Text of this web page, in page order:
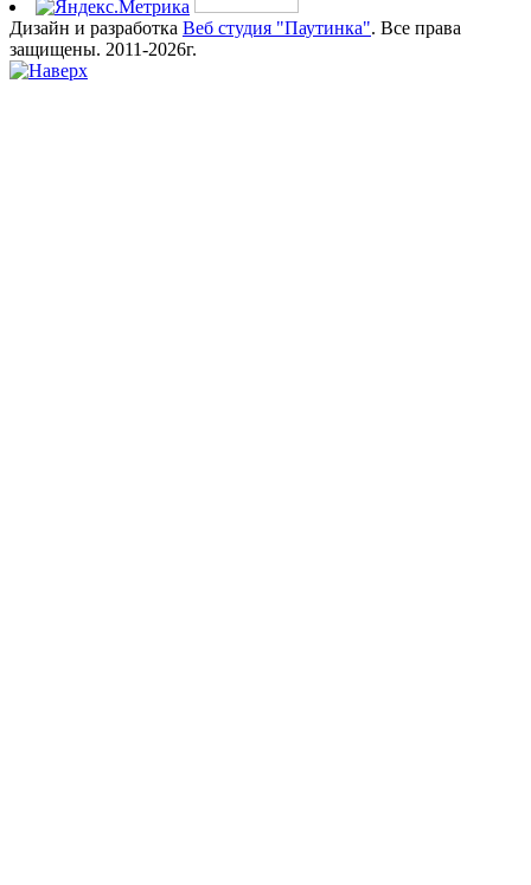
Дизайн и разработка Веб студия "Паутинка". Все права
защищены. 2011-2026г.